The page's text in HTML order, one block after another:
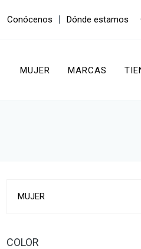
Conócenos | Dónde estamos
MUJER MARCAS
MUJER
COLOR